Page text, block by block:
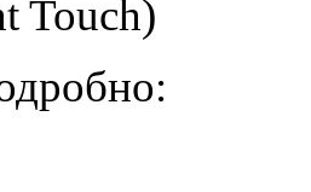
Touch)